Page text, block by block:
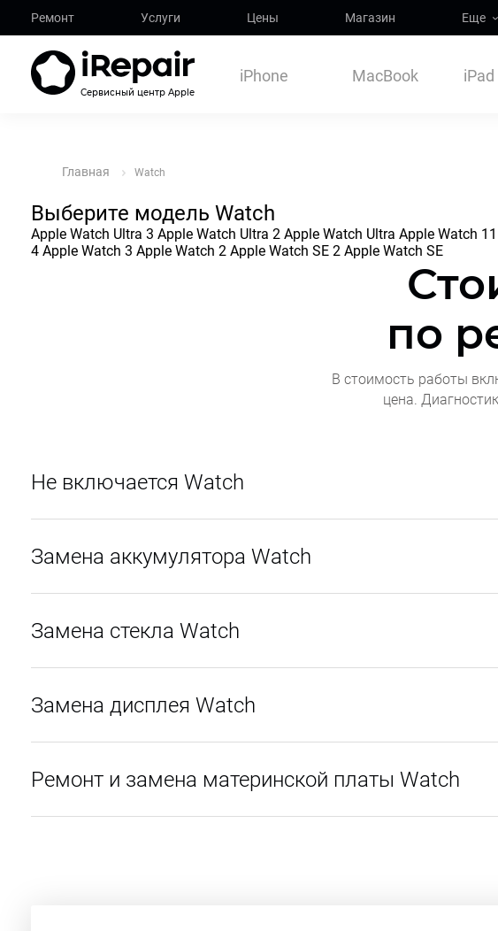
Ремонт Услуги Цены Магазин Еще
Сервисный центр Apple
iPhone MacBook iPad
Ремонт Apple Watch в Москве
Гарантия на все услуги
Курьер за 350₽ по Москве
Заказать ремонт
Главная Watch
Выберите модель Watch
Apple Watch Ultra 3 Apple Watch Ultra 2 Apple Watch Ultra Apple Watch 11
4 Apple Watch 3 Apple Watch 2 Apple Watch SE 2 Apple Watch SE
по
В стоимость работы
цена.
Не включается Watch
Замена аккумулятора Watch
Замена стекла Watch
Замена дисплея Watch
Ремонт и замена материнской платы Watch